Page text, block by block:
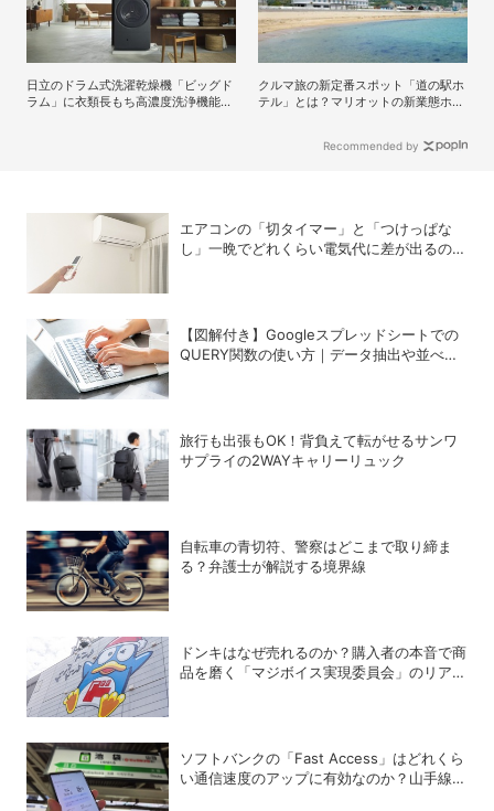
日立のドラム式洗濯乾燥機「ビッグド
ラム」に衣類長もち高濃度洗浄機能を
クルマ旅の新定番スポット「道の駅ホ
テル」とは？マリオットの新業態ホテ
Recommended by
エアコンの「切タイマー」と「つけっぱな
し」一晩でどれくらい電気代に差が出るの
【図解付き】Googleスプレッドシートでの
QUERY関数の使い方｜データ抽出や並べ替
旅行も出張もOK！背負えて転がせるサンワ
サプライの2WAYキャリーリュック
自転車の青切符、警察はどこまで取り締ま
る？弁護士が解説する境界線
ドンキはなぜ売れるのか？購入者の本音で商
品を磨く「マジボイス実現委員会」のリアル
ソフトバンクの「Fast Access」はどれくら
い通信速度のアップに有効なのか？山手線沿